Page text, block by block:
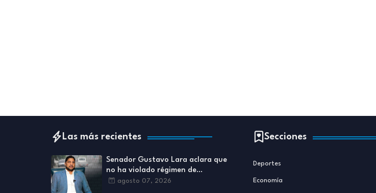
Las más recientes
Senador Gustavo Lara aclara que
no ha violado régimen de
incompatibilidades establecidos
agosto 07, 2026
Secciones
Deportes
Economía